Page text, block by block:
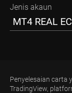
Jenis akaun
MT4 REAL
Penyelesaian carta
TradingView,